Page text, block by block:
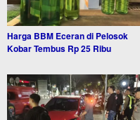
Harga BBM Eceran di Pelosok
Kobar Tembus Rp 25 Ribu